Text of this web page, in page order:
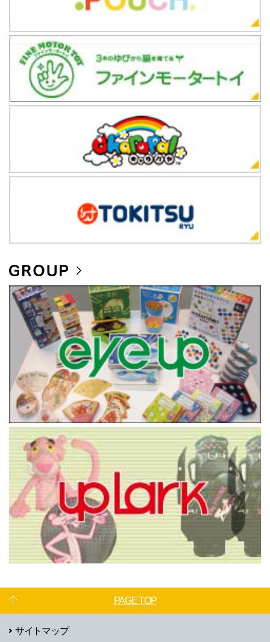
2027年度3月卒業予定者向け新卒採用のエントリー受付を開始いたしまし
た。詳細は、 新卒採用ページ
2025.10.31
プロデュース急募!
グラフィックデザイナー急募!
フォトグラファー(デジタル) 急募!
2025.05.12
2026年度3月卒業予定者向け新卒春採用募集は締め切りました。
2026年度3月卒業予定者向け新卒採用のエントリー、絶賛受付中。詳細は、
新卒採用ページよりご確認ください。
2024.10.15
2024/10/22(火)15:00-15:30の間、メール・WEBサーバー入れ替えのため、
サイトもメールの送受信もアクセス不能になります。関係者の方々にはご迷
惑をおかけいたしますが、ご理解賜りますようよろしくお願い致します。
2024.10.03
2026年度3月卒業予定者向け新卒採用のエントリー受付を開始いたしまし
た。詳細は、 新卒採用ページよりご確認ください。
2024.09.06
【倉庫内検品スタッフ】人気アニメグッズや雑貨を裏から支える仕事♪車バ
イク通勤OK！残業無し(アルバイト・勤務地大阪)急募!!
2024.06.01
2025年度3月卒業予定者向け新卒春採用募集は締め切りました。
2024.04.08
経験者募集! 版権キャラクターフィギュアの3D出力を磨くアシスタント（外部スタ
ッフ）急募!!
2024.03.01
PAGE TOP
サイトマップ